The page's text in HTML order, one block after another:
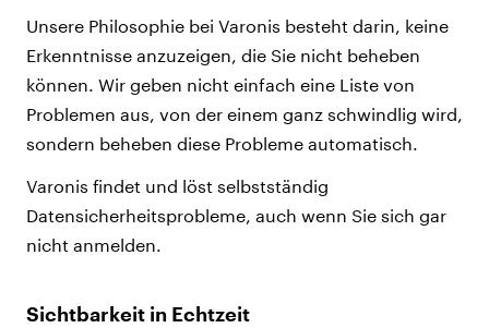
Unsere Philosophie bei Varonis besteht darin, keine
Erkenntnisse anzuzeigen, die Sie nicht beheben
können. Wir geben nicht einfach eine Liste von
Problemen aus, von der einem ganz schwindlig wird,
sondern beheben diese Probleme automatisch.
Varonis findet und löst selbstständig
Datensicherheitsprobleme, auch wenn Sie sich gar
nicht anmelden.
Sichtbarkeit in Echtzeit